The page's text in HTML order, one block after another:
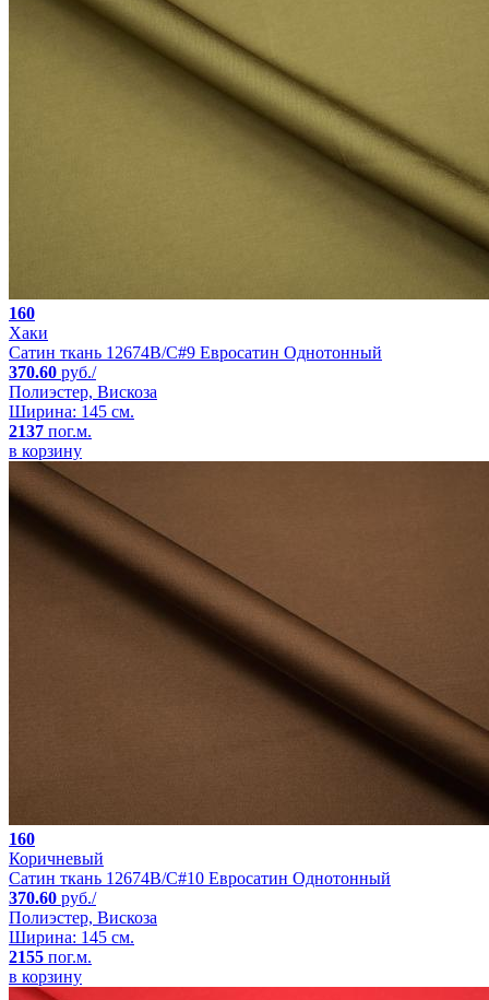
160
Хаки
Сатин ткань 12674B/C#9 Евросатин Однотонный
370.60 руб./
Полиэстер, Вискоза
Ширина: 145 см.
2137 пог.м.
в корзину
160
Коричневый
Сатин ткань 12674B/C#10 Евросатин Однотонный
370.60 руб./
Полиэстер, Вискоза
Ширина: 145 см.
2155 пог.м.
в корзину